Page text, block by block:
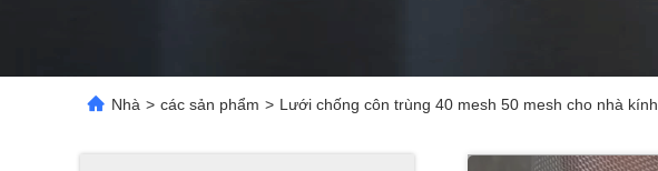
Nhà > các sản phẩm > Lưới chống côn trùng 40 mesh 50 mesh cho nhà kính